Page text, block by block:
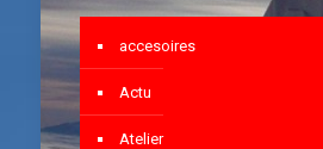
accesoires
Actu
Atelier